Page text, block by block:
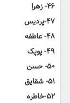
۴۶- زهرا
۴۷-پردیس
۴۸- عاطفه
۴۹- پوپک
۵۰- حسن
۵۱- شقایق
۵۲-خاطره